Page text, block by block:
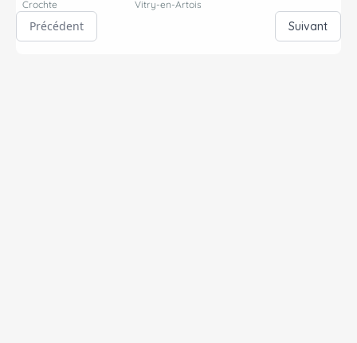
Crochte
Vitry-en-Artois
Précédent Suivant